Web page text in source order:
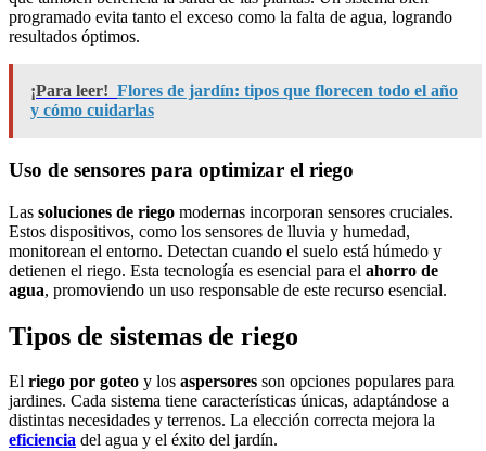
programado evita tanto el exceso como la falta de agua, logrando
resultados óptimos.
¡Para leer! Flores de jardín: tipos que florecen todo el año
y cómo cuidarlas
Uso de sensores para optimizar el riego
Las soluciones de riego modernas incorporan sensores cruciales.
Estos dispositivos, como los sensores de lluvia y humedad,
monitorean el entorno. Detectan cuando el suelo está húmedo y
detienen el riego. Esta tecnología es esencial para el ahorro de
agua, promoviendo un uso responsable de este recurso esencial.
Tipos de sistemas de riego
El riego por goteo y los aspersores son opciones populares para
jardines. Cada sistema tiene características únicas, adaptándose a
distintas necesidades y terrenos. La elección correcta mejora la
eficiencia del agua y el éxito del jardín.